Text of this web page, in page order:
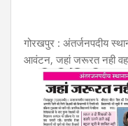
गोरखपुर : अंतर्जनपदीय
आवंटन, जहां जरूरत नही